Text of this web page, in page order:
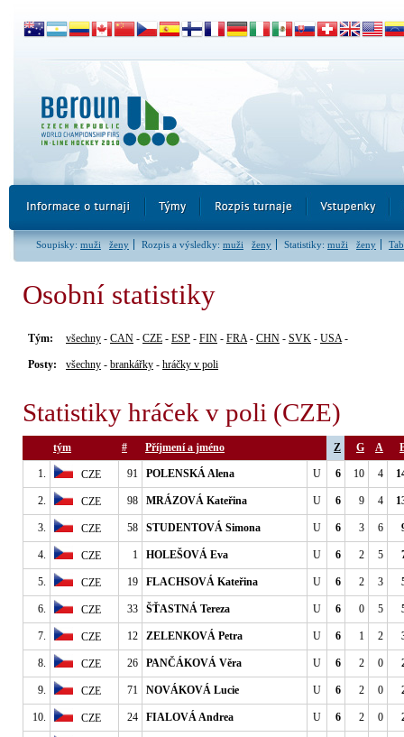
Soupisky: muži ženy Rozpis a výsledky: muži ženy Statistiky: muži ženy
Osobní statistiky
Tým: všechny - CAN - CZE - ESP - FIN - FRA- CHN - SVK - USA-
Posty: všechny - brankářky - hráčky v poli
Statistiky hráček v poli (CZE)
tým # Příjmení a jméno Z G A
1. CZE 91 POLENSKÁ Alena U 6 10 4
2. CZE 98 MRÁZOVÁ Kateřina U 6 9 4
3. CZE 58 STUDENTOVÁ Simona U 6 3 6
4. CZE 1 HOLEŠOVÁ Eva U 6 2 5
5. CZE 19 FLACHSOVÁ Kateřina U 6 2 3
6. CZE 33 ŠŤASTNÁ Tereza U 6 0 5
7. CZE 12 ZELENKOVÁ Petra U 6 1 2
8. CZE 26 PANČÁKOVÁ Věra U 6 2 0
9. CZE 71 NOVÁKOVÁ Lucie U 6 2 0
10. CZE 24 FIALOVÁ Andrea U 6 2 0